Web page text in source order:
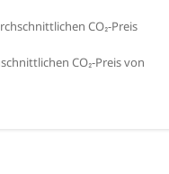
CO₂-Preis
CO₂-Preis von